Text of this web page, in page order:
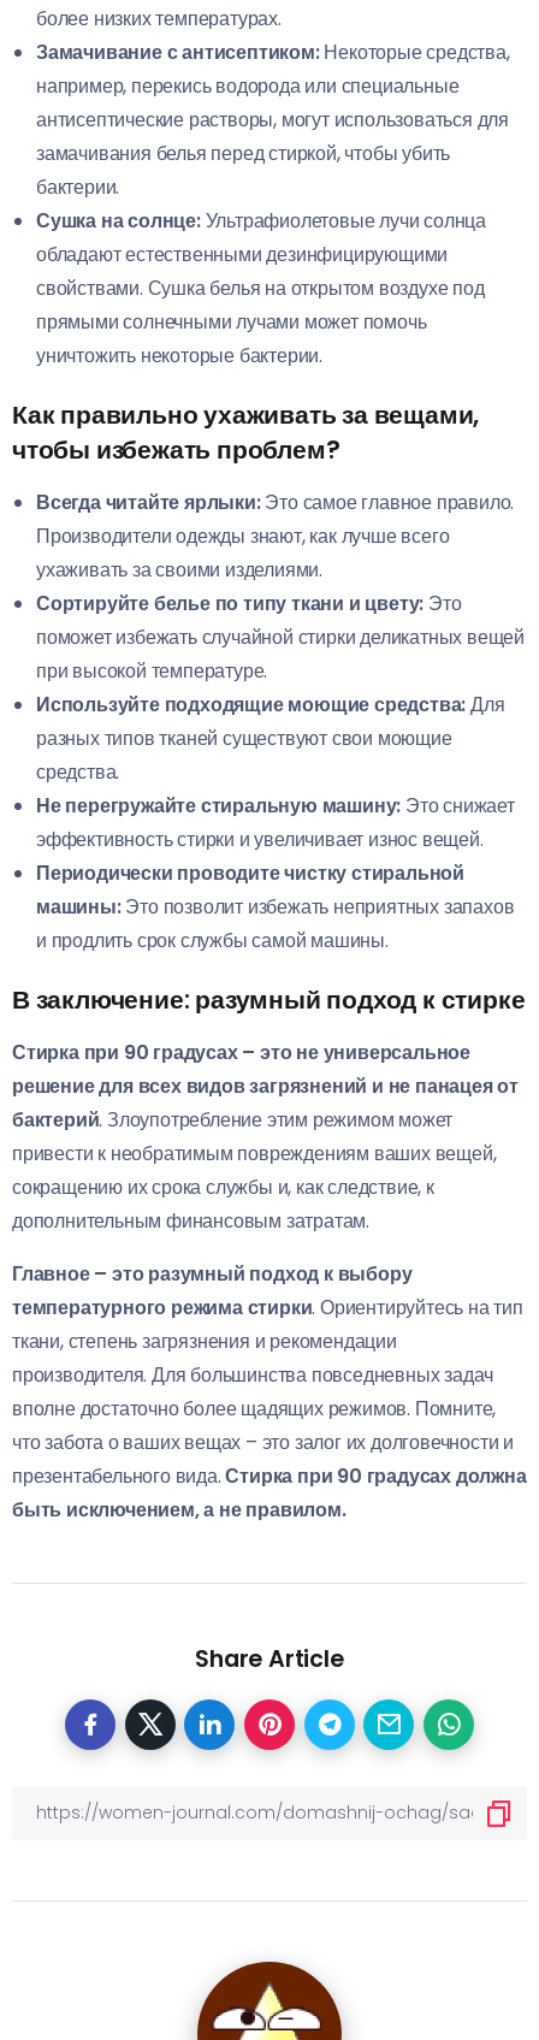
более низких температурах.
Замачивание с антисептиком:Некоторые средства,
например, перекись водорода или специальные
антисептические растворы, могут использоваться для
замачивания белья перед стиркой, чтобы убить
бактерии.
Сушка на солнце:Ультрафиолетовые лучи солнца
обладают естественными дезинфицирующими
свойствами. Сушка белья на открытом воздухе под
прямыми солнечными лучами может помочь
уничтожить некоторые бактерии.
Как правильно ухаживать за вещами,
чтобы избежать проблем?
Всегда читайте ярлыки:Это самое главное правило.
Производители одежды знают, как лучше всего
ухаживать за своими изделиями.
Сортируйте белье по типу ткани и цвету: Это
поможет избежать случайной стирки деликатных вещей
при высокой температуре.
Используйте подходящие моющие средства:Для
разных типов тканей существуют свои моющие
средства.
Не перегружайте стиральную машину: Это снижает
эффективность стирки и увеличивает износ вещей.
Периодически проводите чистку стиральной
машины:Это позволит избежать неприятных запахов
и продлить срок службы самой машины.
В заключение: разумный подход к стирке
Стирка при 90 градусах – это не универсальное
решение для всех видов загрязнений и не панацея от
бактерий. Злоупотребление этим режимом может
привести к необратимым повреждениям ваших вещей,
сокращению их срока службы и, как следствие, к
дополнительным финансовым затратам.
Главное – это разумный подход к выбору
температурного режима стирки. Ориентируйтесь на тип
ткани, степень загрязнения и рекомендации
производителя. Для большинства повседневных задач
вполне достаточно более щадящих режимов. Помните,
что забота о ваших вещах – это залог их долговечности и
презентабельного вида.Стирка при 90 градусах должна
быть исключением, а не правилом.
Share Article